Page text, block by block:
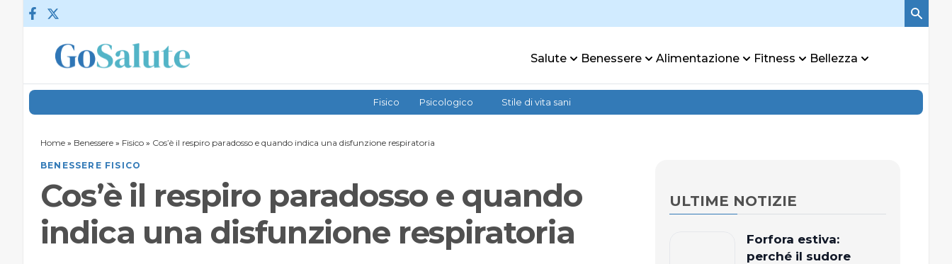
Vai al contenuto
Salute Benessere Alimentazione Fitness Bellezza
Fisico Psicologico Stile di vita sani
Home » Benessere » Fisico » Cos’è il respiro paradosso e quando indica una disfunzione respiratoria
BENESSERE FISICO
Cos’è il respiro paradosso e quando
indica una disfunzione respiratoria
ULTIME NOTIZIE
Forfora estiva:
perché il sudore